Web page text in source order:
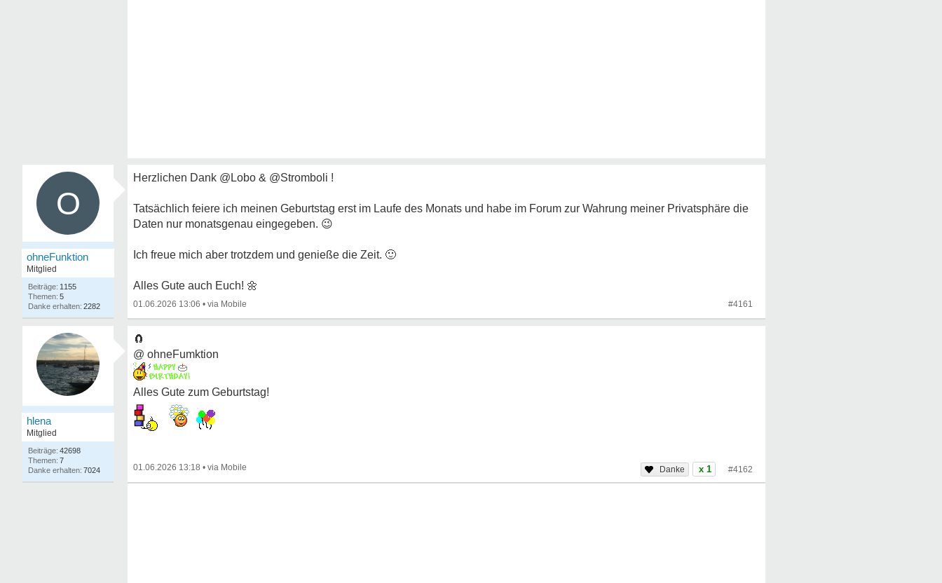
O
ohneFunktion
Mitglied
1155
5
2282
Herzlichen Dank @Lobo & @Stromboli !
Tatsächlich feiere ich meinen Geburtstag erst im Laufe des Monats und habe im Forum zur Wahrung meiner Privatsphäre die
Daten nur monatsgenau eingegeben. 😉
Ich freue mich aber trotzdem und genieße die Zeit. 🙂
Alles Gute auch Euch! 🌼
01.06.2026 13:06 • #4161
hlena
Mitglied
42698
7
7024
🧲
@ ohneFumktion
Alles Gute zum Geburtstag!
01.06.2026 13:18 • x 1 #4162